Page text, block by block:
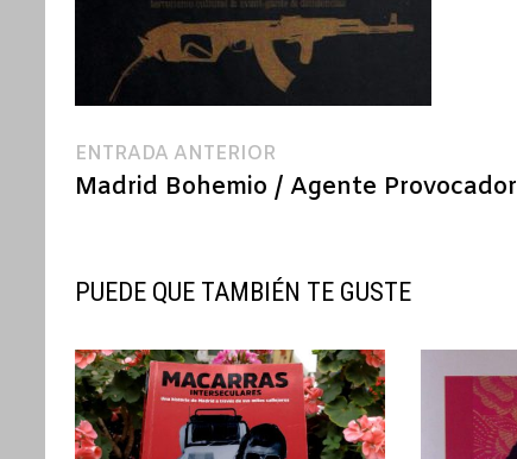
Navegación
de
ENTRADA ANTERIOR
anterior:
Madrid Bohemio / Agente Provocador
PUEDE QUE TAMBIÉN TE GUSTE